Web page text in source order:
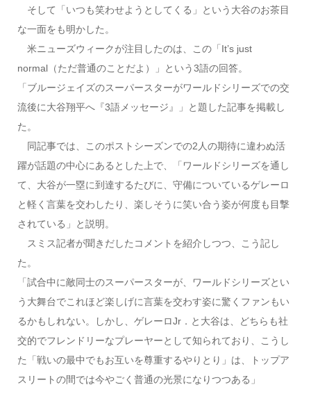
そして「いつも笑わせようとしてくる」という大谷のお茶目
な一面をも明かした。
米ニューズウィークが注目したのは、この「It’s just
normal（ただ普通のことだよ）」という3語の回答。
「ブルージェイズのスーパースターがワールドシリーズでの交
流後に大谷翔平へ『3語メッセージ』」と題した記事を掲載し
た。
同記事では、このポストシーズンでの2人の期待に違わぬ活
躍が話題の中心にあるとした上で、「ワールドシリーズを通し
て、大谷が一塁に到達するたびに、守備についているゲレーロ
と軽く言葉を交わしたり、楽しそうに笑い合う姿が何度も目撃
されている」と説明。
スミス記者が聞きだしたコメントを紹介しつつ、こう記し
た。
「試合中に敵同士のスーパースターが、ワールドシリーズとい
う大舞台でこれほど楽しげに言葉を交わす姿に驚くファンもい
るかもしれない。しかし、ゲレーロJr．と大谷は、どちらも社
交的でフレンドリーなプレーヤーとして知られており、こうし
た「戦いの最中でもお互いを尊重するやりとり」は、トップア
スリートの間では今やごく普通の光景になりつつある」